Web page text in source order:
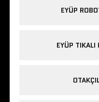
EYÜP
EYÜP TIKALI